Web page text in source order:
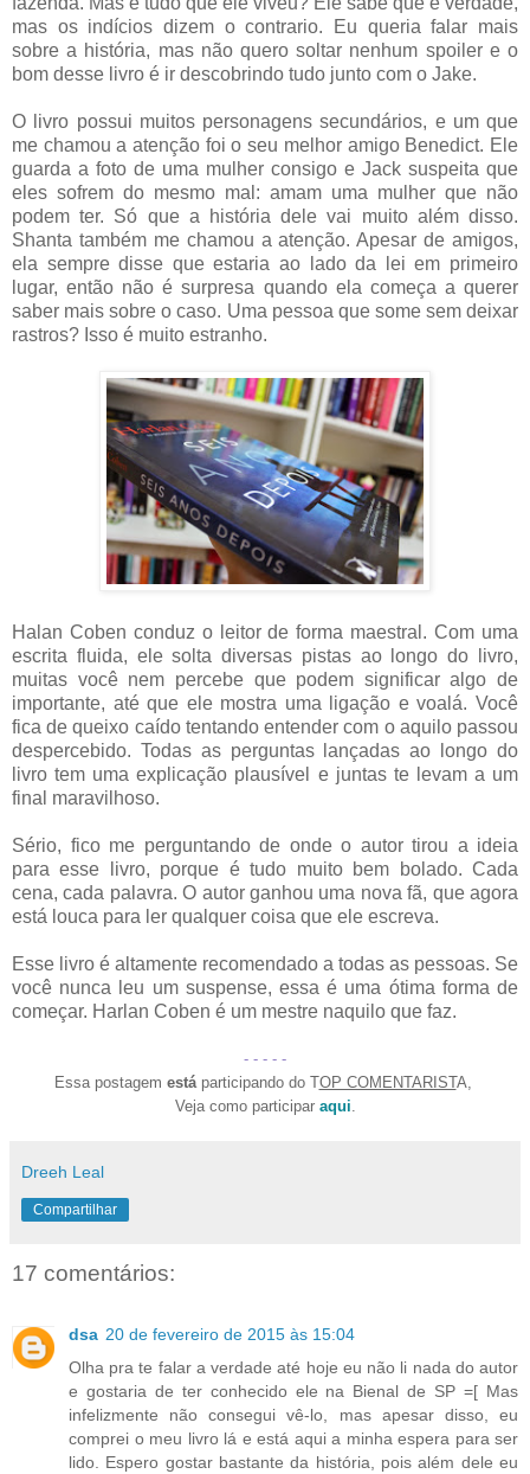
mas os indícios dizem o contrario. Eu queria falar mais
sobre a história, mas não quero soltar nenhum spoiler e o
bom desse livro é ir descobrindo tudo junto com o Jake.
O livro possui muitos personagens secundários, e um que
me chamou a atenção foi o seu melhor amigo Benedict. Ele
guarda a foto de uma mulher consigo e Jack suspeita que
eles sofrem do mesmo mal: amam uma mulher que não
podem ter. Só que a história dele vai muito além disso.
Shanta também me chamou a atenção. Apesar de amigos,
ela sempre disse que estaria ao lado da lei em primeiro
lugar, então não é surpresa quando ela começa a querer
saber mais sobre o caso. Uma pessoa que some sem deixar
rastros? Isso é muito estranho.
Halan Coben conduz o leitor de forma maestral. Com uma
escrita fluida, ele solta diversas pistas ao longo do livro,
muitas você nem percebe que podem significar algo de
importante, até que ele mostra uma ligação e voalá. Você
fica de queixo caído tentando entender com o aquilo passou
despercebido. Todas as perguntas lançadas ao longo do
livro tem uma explicação plausível e juntas te levam a um
final maravilhoso.
Sério, fico me perguntando de onde o autor tirou a ideia
para esse livro, porque é tudo muito bem bolado. Cada
cena, cada palavra. O autor ganhou uma nova fã, que agora
está louca para ler qualquer coisa que ele escreva.
Esse livro é altamente recomendado a todas as pessoas. Se
você nunca leu um suspense, essa é uma ótima forma de
começar. Harlan Coben é um mestre naquilo que faz.
- - - - -
Essa postagem estáparticipando do TOP COMENTARISTA,
Veja como participar aqui
Dreeh Leal
Compartilhar
17 comentários:
dsa 20 de fevereiro de 2015 às 15:04
Olha pra te falar a verdade até hoje eu não li nada do autor
e gostaria de ter conhecido ele na Bienal de SP =[ Mas
infelizmente não consegui vê-lo, mas apesar disso, eu
comprei o meu livro lá e está aqui a minha espera para ser
lido. Espero gostar bastante da história, pois além dele eu